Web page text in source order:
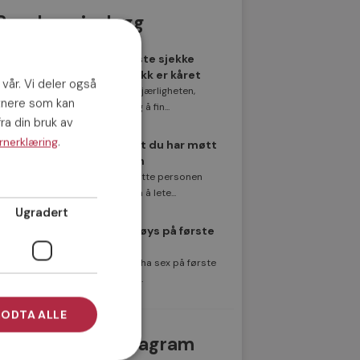
innlegg
Norges beste sjekke
sjekkereplikk er kåret
På jakt etter kjærligheten,
men vanskelig å fin...
8 tegn på at du har møtt
rett person
Å finne den rette personen
kan føles som å lete...
Hoppe til køys på første
Er det greit å ha sex på første
date, eller ikk...
Det siste fra Instagram
Vi deler også
som kan
din bruk av
.
Ugradert
ALLE